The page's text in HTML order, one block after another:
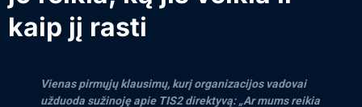
kaip jį rasti
Vienas pirmųjų klausimų, kurį organizacijos vadovai
užduoda sužinoję apie TIS2 direktyvą: „Ar mums reikia